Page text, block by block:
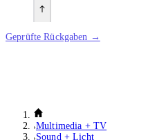
Geprüfte Rückgaben →
Multimedia + TV
Sound + Licht